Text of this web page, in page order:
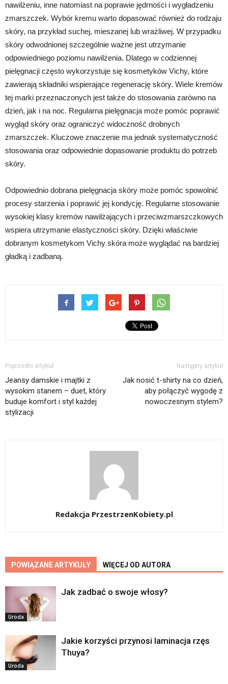
nawilżeniu, inne natomiast na poprawie jędrności i wygładzeniu
zmarszczek. Wybór kremu warto dopasować również do rodzaju
skóry, na przykład suchej, mieszanej lub wrażliwej. W przypadku
skóry odwodnionej szczególnie ważne jest utrzymanie
odpowiedniego poziomu nawilżenia. Dlatego w codziennej
pielęgnacji często wykorzystuje się kosmetyków Vichy, które
zawierają składniki wspierające regenerację skóry. Wiele kremów
tej marki przeznaczonych jest także do stosowania zarówno na
dzień, jak i na noc. Regularna pielęgnacja może pomóc poprawić
wygląd skóry oraz ograniczyć widoczność drobnych
zmarszczek. Kluczowe znaczenie ma jednak systematyczność
stosowania oraz odpowiednie dopasowanie produktu do potrzeb
skóry.
Odpowiednio dobrana pielęgnacja skóry może pomóc spowolnić
procesy starzenia i poprawić jej kondycję. Regularne stosowanie
wysokiej klasy kremów nawilżających i przeciwzmarszczkowych
wspiera utrzymanie elastyczności skóry. Dzięki właściwie
dobranym kosmetykom Vichy skóra może wyglądać na bardziej
gładką i zadbaną.
Poprzedni artykuł
Jeansy damskie i majtki z
wysokim stanem – duet, który
buduje komfort i styl każdej
stylizacji
Następny artykuł
Jak nosić t-shirty na co dzień,
aby połączyć wygodę z
nowoczesnym stylem?
Redakcja PrzestrzenKobiety.pl
POWIĄZANE ARTYKUŁY WIĘCEJ OD AUTORA
Uroda
Jak zadbać o swoje włosy?
Uroda
Jakie korzyści przynosi laminacja rzęs
Thuya?